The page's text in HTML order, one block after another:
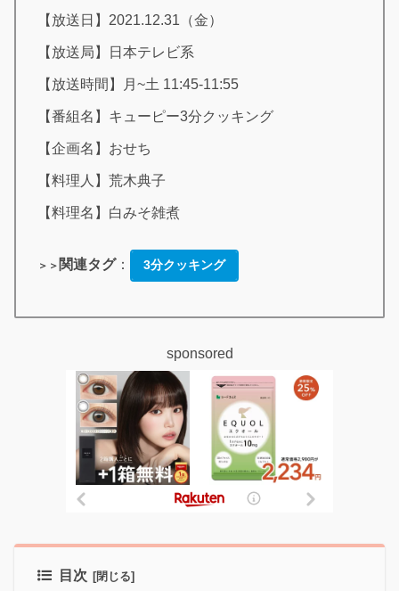
【放送日】2021.12.31（金）
【放送局】日本テレビ系
【放送時間】月~土 11:45-11:55
【番組名】キューピー3分クッキング
【企画名】おせち
【料理人】荒木典子
【料理名】白みそ雑煮
＞＞ 関連タグ： 3分クッキング
sponsored
目次